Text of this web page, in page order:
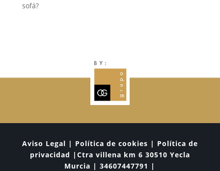
sofá?
Aviso Legal | Política de cookies | Política de
privacidad |Ctra villena km 6 30510 Yecla
Murcia | 34607447791 |